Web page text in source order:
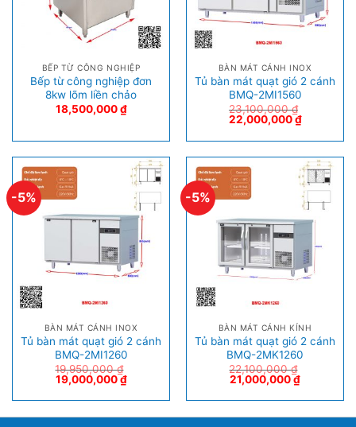
BẾP TỪ CÔNG NGHIỆP
Bếp từ công nghiệp đơn
8kw lõm liền chảo
18,500,000₫
BÀN MÁT CÁNH INOX
Tủ bàn mát quạt gió 2 cánh
BMQ-2MI1560
23,100,000₫
22,000,000₫
-5%
BÀN MÁT CÁNH INOX
Tủ bàn mát quạt gió 2 cánh
BMQ-2MI1260
19,950,000₫
19,000,000₫
-5%
BÀN MÁT CÁNH KÍNH
Tủ bàn mát quạt gió 2 cánh
BMQ-2MK1260
22,100,000₫
21,000,000₫